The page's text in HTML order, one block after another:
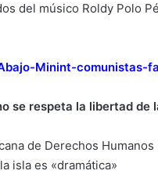
del músico Roldy Polo
Minint-comunistas-
se respeta la libertad de
de Derechos
isla es «dramática»